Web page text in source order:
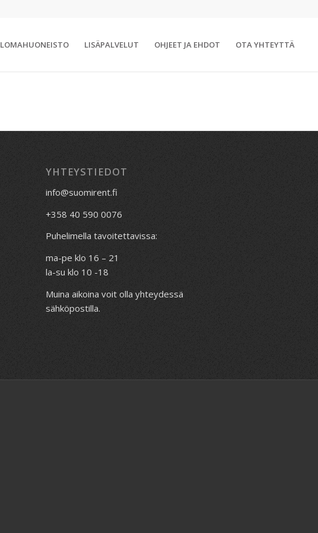
LOMAHUONEISTO LISÄPALVELUT OHJEET JA EHDOT OTA YHTEYTTÄ
YHTEYSTIEDOT
info@suomirent.fi
+358 40 590 0076
Puhelimella tavoitettavissa:
ma-pe klo 16 – 21
la-su klo 10 -18
Muina aikoina voit olla yhteydessä
sähköpostilla.